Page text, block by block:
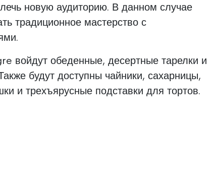
новую аудиторию. В данном случае
традиционное мастерство с
войдут обеденные, десертные тарелки и
будут доступны чайники, сахарницы,
и трехъярусные подставки для тортов.